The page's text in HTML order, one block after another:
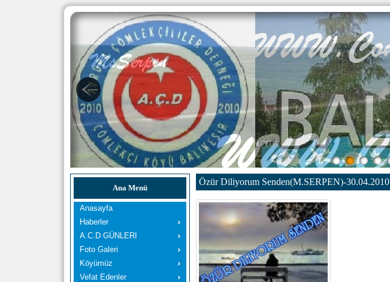
Ana Menü
Anasayfa
Haberler
A.C.D GÜNLERI
Foto Galeri
Köyümüz
Vefat Edenler
Özür Diliyorum Senden(M.SERPEN)-30.04.2010